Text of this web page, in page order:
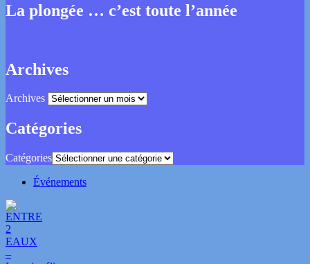
La plongée … c’est toute l’année
Archives
Archives
Catégories
Catégories
Événements